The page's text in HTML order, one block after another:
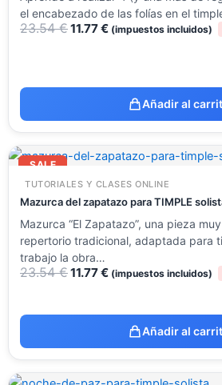
el encabezado de las folías en el
23.54€11.77€ (impuestos incluidos)
Añadir al
SALE
TUTORIALES Y CLASES ONLINE
Mazurca del zapatazo para TIMPLE
Mazurca “El Zapatazo”, una pieza
repertorio tradicional, adaptada para
trabajo la obra…
23.54€
El
precio
era:
23.54 €.
11.77€
El
precio
es:
11.77 €.
(impuestos incluidos)
Añadir al